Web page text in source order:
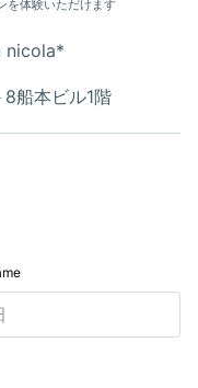
を体験いただけます
nicola*
船本ビル1階